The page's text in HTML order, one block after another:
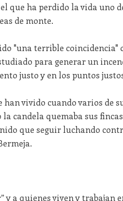
que ha perdido la vida uno
de monte.
"una terrible coincidencia"
para generar un
justo y en los puntos
han vivido cuando varios de
candela quemaba sus
que seguir luchando
y a quienes viven y trabajan